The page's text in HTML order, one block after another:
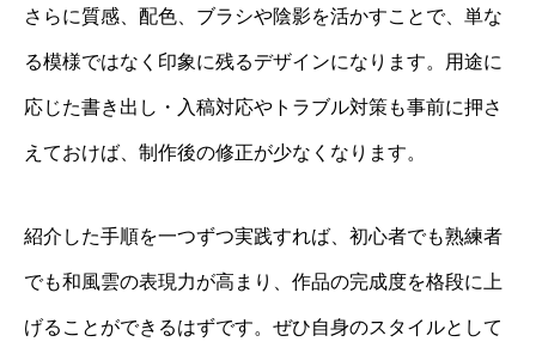
さらに質感、配色、ブラシや陰影を活かすことで、単な
る模様ではなく印象に残るデザインになります。用途に
応じた書き出し・入稿対応やトラブル対策も事前に押さ
えておけば、制作後の修正が少なくなります。
紹介した手順を一つずつ実践すれば、初心者でも熟練者
でも和風雲の表現力が高まり、作品の完成度を格段に上
げることができるはずです。ぜひ自身のスタイルとして